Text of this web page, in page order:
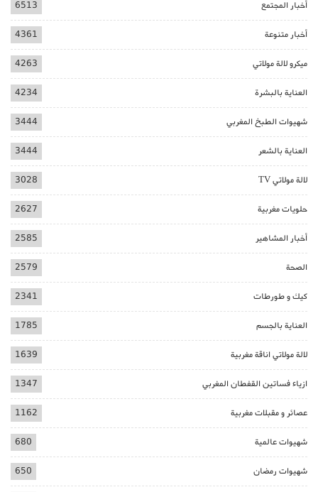
أخبار المجتمع 6513
أخبار متنوعة 4361
ميكرو لالة مولاتي 4263
العناية بالبشرة 4234
شهيوات الطبخ المغربي 3444
العناية بالشعر 3444
لالة مولاتي TV 3028
حلويات مغربية 2627
أخبار المشاهير 2585
الصحة 2579
كيك و طورطات 2341
العناية بالجسم 1785
لالة مولاتي اناقة مغربية 1639
ازياء فساتين القفطان المغربي 1347
عصائر و مقبلات مغربية 1162
شهيوات عالمية 680
شهيوات رمضان 650